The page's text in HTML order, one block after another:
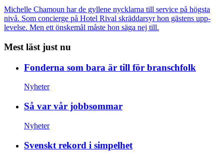
Michelle Chamoun har de gyllene nycklarna till service på högsta
nivå. Som concierge på Hotel Rival skräddarsyr hon gästens upp­
levelse. Men ett önskemål måste hon säga nej till.
Mest läst just nu
Fonderna som bara är till för branschfolk
Nyheter
Så var vår jobbsommar
Nyheter
Svenskt rekord i simpelhet